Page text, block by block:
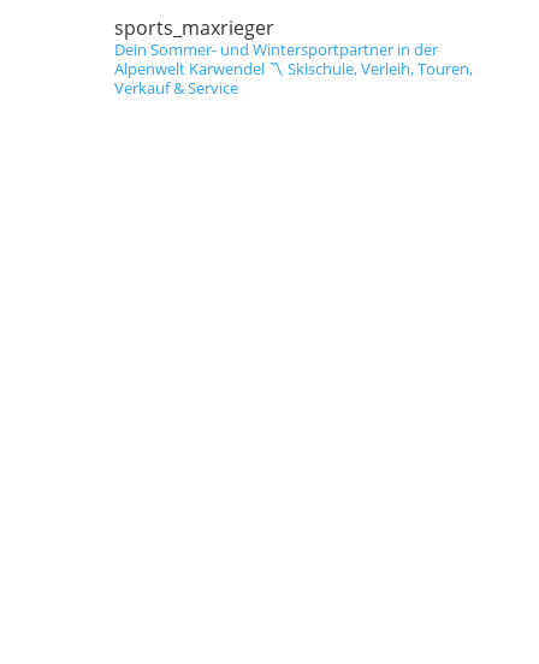
sports_maxrieger
Dein Sommer- und Wintersportpartner in der
Alpenwelt Karwendel〽️ Skischule, Verleih, Touren,
Verkauf & Service